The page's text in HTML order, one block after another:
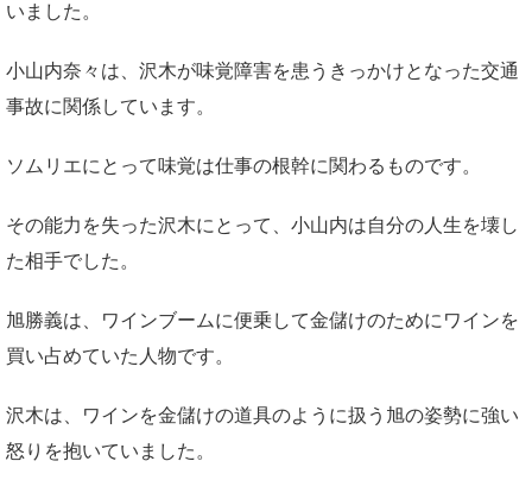
いました。
小山内奈々は、沢木が味覚障害を患うきっかけとなった交通
事故に関係しています。
ソムリエにとって味覚は仕事の根幹に関わるものです。
その能力を失った沢木にとって、小山内は自分の人生を壊し
た相手でした。
旭勝義は、ワインブームに便乗して金儲けのためにワインを
買い占めていた人物です。
沢木は、ワインを金儲けの道具のように扱う旭の姿勢に強い
怒りを抱いていました。